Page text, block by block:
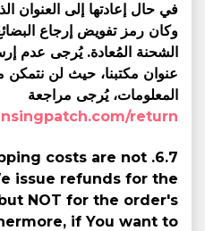
في حال إعادتها إلى العنوان
الشحنة المُعادة. يُرجى عدم
عنوان مكتبنا، حيث لن نتمكن
المعلومات، يُرجى مراجعة
return
costs are not
issue refunds for the
NOT for the order's
if You want to